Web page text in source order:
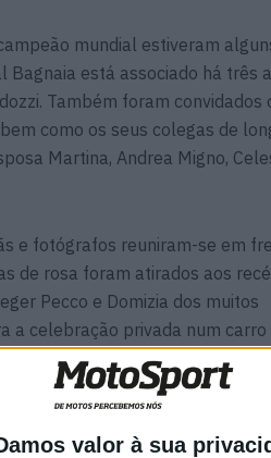
valor à sua
mundial estiveram
Bagnaia está associado há três
Também foram convidados
como os seus colegas de
Martina, Andrea Migno,
e fotógrafos reuniram-se em
de rosa foram atirados aos
Pecco e Domizia dos muitos
a celebração privada num carro